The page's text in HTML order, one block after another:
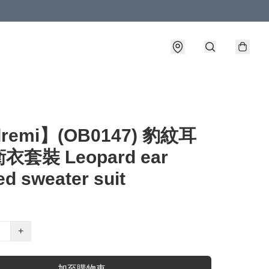
】(OB0147) 豹紋耳
衣套裝 Leopard ear
sweater suit
+